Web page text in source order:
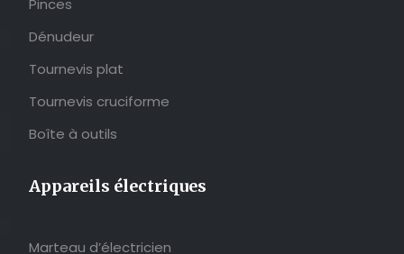
Pinces
Dénudeur
Tournevis plat
Tournevis cruciforme
Boîte à outils
Appareils électriques
Marteau d’électricien